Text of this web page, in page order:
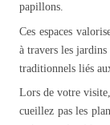
papillons.
Ces espaces
à travers les
traditionnels liés
Lors de votre
cueillez pas les